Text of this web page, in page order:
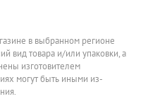
Royal Clima,
REC-
FRWG1000M,
1кВт, с
подсветкой
3 900 руб.
Цена за штуку
3,23кВт,
38 990
Цена за
в выбранном регионе
вид товара и/или упаковки, а
изготовителем
могут быть иными из-